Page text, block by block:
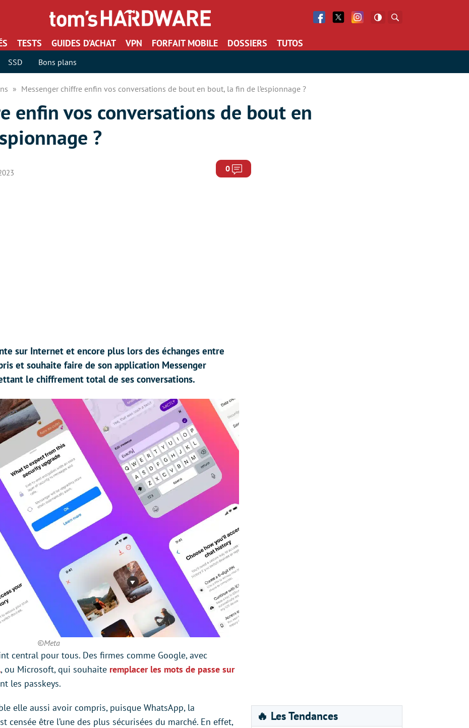
Facebook
Twitter Facebook
TESTS GUIDES D’ACHAT VPN FORFAIT MOBILE DOSSIERS TUTOS
SSD Bons plans
Messenger chiffre enfin vos conversations de bout en bout, la fin de l’espionnage ?
enfin vos conversations de bout en
?
0 Commentaires
sur Internet et encore plus lors des échanges entre
et souhaite faire de son application Messenger
le chiffrement total de ses conversations.
©Meta
central pour tous. Des firmes comme Google, avec
, ou Microsoft, qui souhaite remplacer les mots de passe sur
les passkeys.
elle aussi avoir compris, puisque WhatsApp, la
censée être l’une des plus sécurisées du marché. En effet,
🔥 Les Tendances